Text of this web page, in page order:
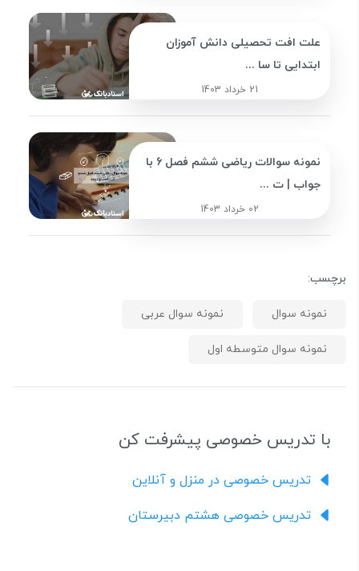
علت افت تحصیلی دانش آموزان
ابتدایی تا سا ...
21 خرداد 1403
نمونه سوالات ریاضی ششم فصل 6 با
جواب | ت ...
02 خرداد 1403
برچسب:
نمونه سوال نمونه سوال عربی
نمونه سوال متوسطه اول
با تدریس خصوصی پیشرفت کن
تدریس خصوصی در منزل و آنلاین
تدریس خصوصی هشتم دبیرستان